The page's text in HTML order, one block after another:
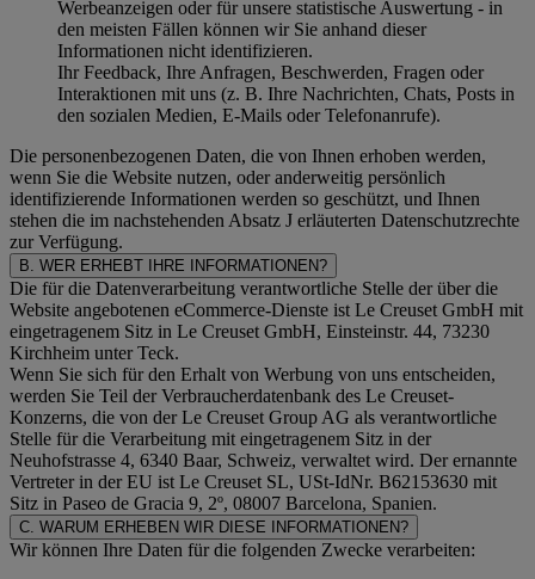
Werbeanzeigen oder für unsere statistische Auswertung - in
den meisten Fällen können wir Sie anhand dieser
Informationen nicht identifizieren.
Ihr Feedback, Ihre Anfragen, Beschwerden, Fragen oder
Interaktionen mit uns (z. B. Ihre Nachrichten, Chats, Posts in
den sozialen Medien, E-Mails oder Telefonanrufe).
Die personenbezogenen Daten, die von Ihnen erhoben werden,
wenn Sie die Website nutzen, oder anderweitig persönlich
identifizierende Informationen werden so geschützt, und Ihnen
stehen die im nachstehenden Absatz J erläuterten Datenschutzrechte
zur Verfügung.
B. WER ERHEBT IHRE INFORMATIONEN?
Die für die Datenverarbeitung verantwortliche Stelle der über die
Website angebotenen eCommerce-Dienste ist Le Creuset GmbH mit
eingetragenem Sitz in Le Creuset GmbH, Einsteinstr. 44, 73230
Kirchheim unter Teck.
Wenn Sie sich für den Erhalt von Werbung von uns entscheiden,
werden Sie Teil der Verbraucherdatenbank des Le Creuset-
Konzerns, die von der Le Creuset Group AG als verantwortliche
Stelle für die Verarbeitung mit eingetragenem Sitz in der
Neuhofstrasse 4, 6340 Baar, Schweiz, verwaltet wird. Der ernannte
Vertreter in der EU ist Le Creuset SL, USt-IdNr. B62153630 mit
Sitz in Paseo de Gracia 9, 2º, 08007 Barcelona, Spanien.
C. WARUM ERHEBEN WIR DIESE INFORMATIONEN?
Wir können Ihre Daten für die folgenden Zwecke verarbeiten: